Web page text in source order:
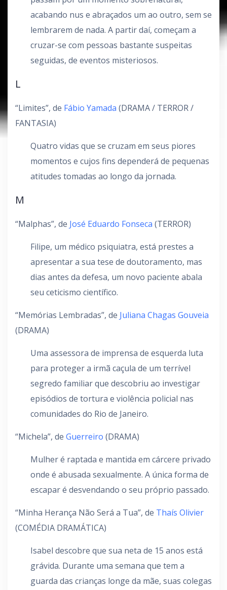
acabando nus e abraçados um ao outro, sem se
lembrarem de nada. A partir daí, começam a
cruzar-se com pessoas bastante suspeitas
seguidas, de eventos misteriosos.
L
“Limites”, de Fábio Yamada (DRAMA / TERROR /
FANTASIA)
Quatro vidas que se cruzam em seus piores
momentos e cujos fins dependerá de pequenas
atitudes tomadas ao longo da jornada.
M
“Malphas”, de José Eduardo Fonseca (TERROR)
Filipe, um médico psiquiatra, está prestes a
apresentar a sua tese de doutoramento, mas
dias antes da defesa, um novo paciente abala
seu ceticismo científico.
“Memórias Lembradas”, de Juliana Chagas Gouveia
(DRAMA)
Uma assessora de imprensa de esquerda luta
para proteger a irmã caçula de um terrível
segredo familiar que descobriu ao investigar
episódios de tortura e violência policial nas
comunidades do Rio de Janeiro.
“Michela”, de Guerreiro (DRAMA)
Mulher é raptada e mantida em cárcere privado
onde é abusada sexualmente. A única forma de
escapar é desvendando o seu próprio passado.
“Minha Herança Não Será a Tua”, de Thaís Olivier
(COMÉDIA DRAMÁTICA)
Isabel descobre que sua neta de 15 anos está
grávida. Durante uma semana que tem a
guarda das crianças longe da mãe, suas colegas